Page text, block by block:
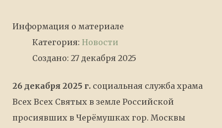
Информация о материале
Категория: Новости
Создано: 27 декабря 2025
26 декабря 2025 г. социальная служба храма
Всех Всех Святых в земле Российской
просиявших в Черёмушках гор. Москвы